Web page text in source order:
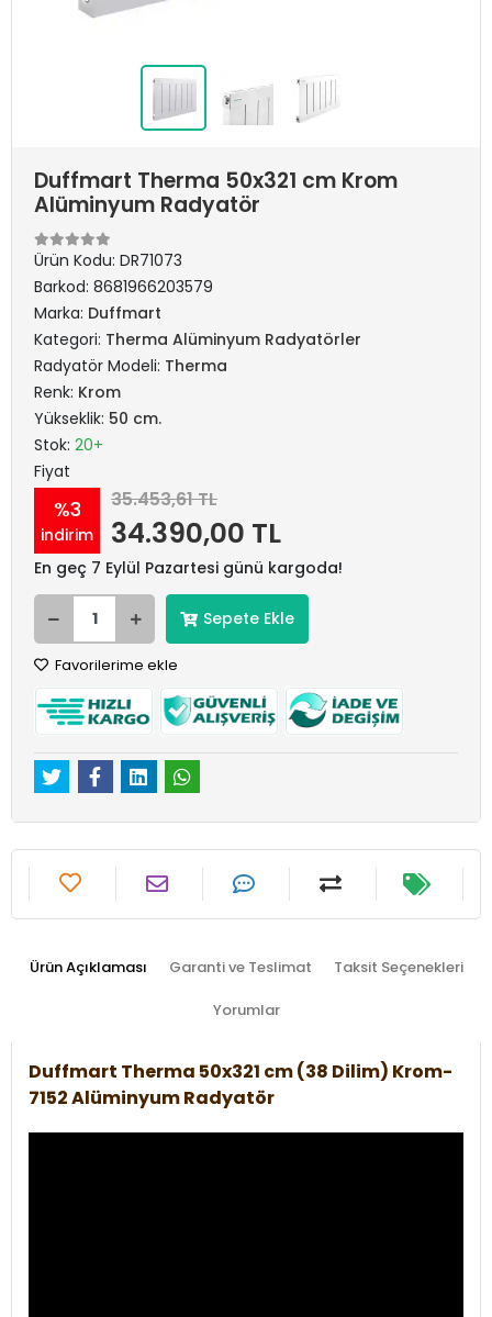
Duffmart Therma 50x321 cm Krom
Alüminyum Radyatör
Ürün Kodu: DR71073
Barkod: 8681966203579
Marka: Duffmart
Kategori: Therma Alüminyum Radyatörler
Radyatör Modeli: Therma
Renk: Krom
Yükseklik: 50 cm.
Stok: 20+
Fiyat
%3
indirim
35.453,61 TL
34.390,00 TL
En geç 7 Eylül Pazartesi günü kargoda!
Sepete Ekle
Favorilerime ekle
Ürün Açıklaması Garanti ve Teslimat Taksit Seçenekleri
Yorumlar
Duffmart Therma 50x321 cm (38 Dilim) Krom-
7152 Alüminyum Radyatör